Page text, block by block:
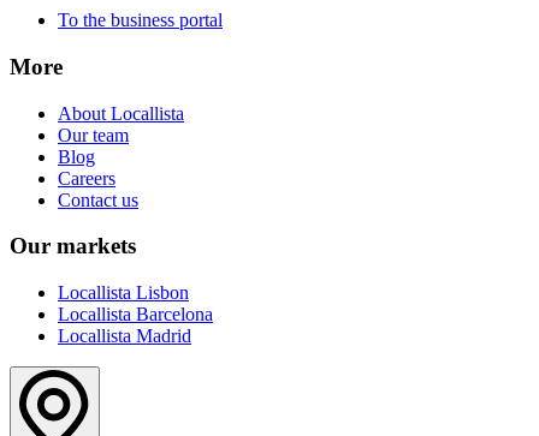
To the business portal
More
About Locallista
Our team
Blog
Careers
Contact us
Our markets
Locallista Lisbon
Locallista Barcelona
Locallista Madrid